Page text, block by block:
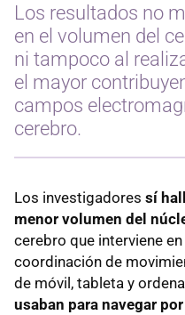
Los resultados no
en el volumen del
ni tampoco al
el mayor
campos
cerebro.
Los investigadores sí
menor volumen del
cerebro que interviene
coordinación de
de móvil, tableta y
usaban para navegar